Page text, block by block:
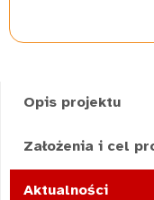
Opis projektu
Założenia i cel
Aktualności